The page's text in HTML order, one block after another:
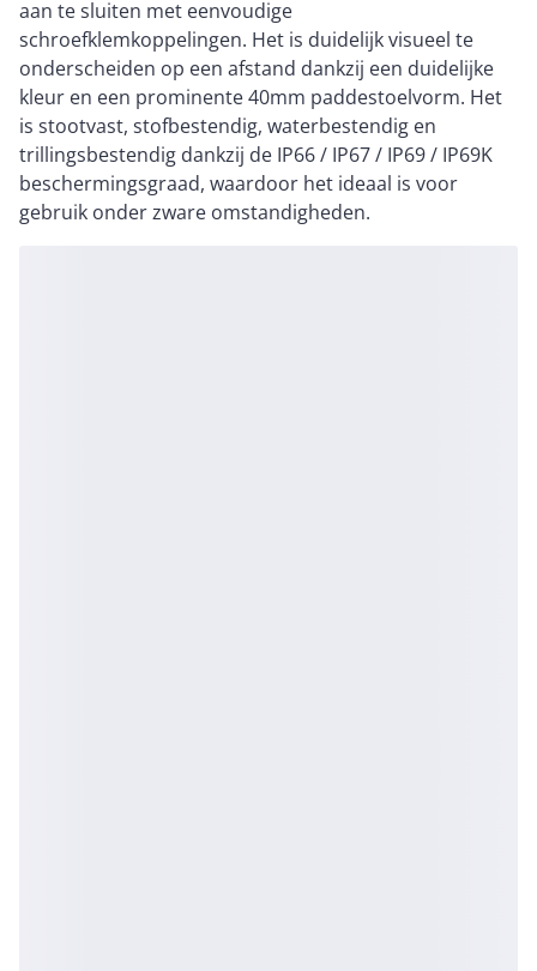
aan te sluiten met eenvoudige
schroefklemkoppelingen. Het is duidelijk visueel te
onderscheiden op een afstand dankzij een duidelijke
kleur en een prominente 40mm paddestoelvorm. Het
is stootvast, stofbestendig, waterbestendig en
trillingsbestendig dankzij de IP66 / IP67 / IP69 / IP69K
beschermingsgraad, waardoor het ideaal is voor
gebruik onder zware omstandigheden.